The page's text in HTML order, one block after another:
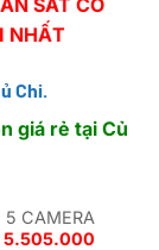
NHẤT
Chi.
giá rẻ tại Củ
5 CAMERA
5.505.000